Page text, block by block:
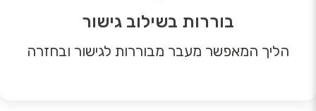
בוררות בשילוב גישור
הליך המאפשר מעבר מבוררות לגישור ובחזרה